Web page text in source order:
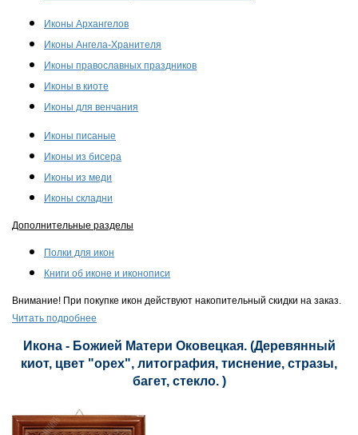
Иконы Архангелов
Иконы Ангела-Хранителя
Иконы православных праздников
Иконы в киоте
Иконы для венчания
Иконы писаные
Иконы из бисера
Иконы из меди
Иконы складни
Дополнительные разделы
Полки для икон
Книги об иконе и иконописи
Внимание! При покупке икон действуют накопительный скидки на заказ.
Читать подробнее
Икона - Божией Матери Оковецкая. (Деревянный
киот, цвет "орех", литография, тиснение, стразы,
багет, стекло. )